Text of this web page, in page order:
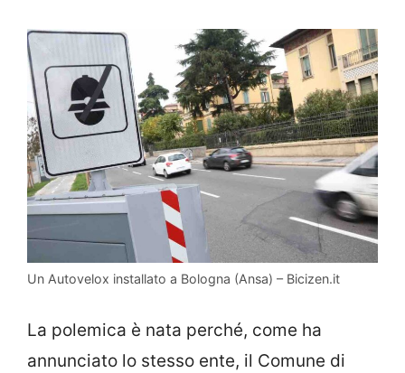
Un Autovelox installato a Bologna (Ansa) – Bicizen.it
La polemica è nata perché, come ha
annunciato lo stesso ente, il Comune di